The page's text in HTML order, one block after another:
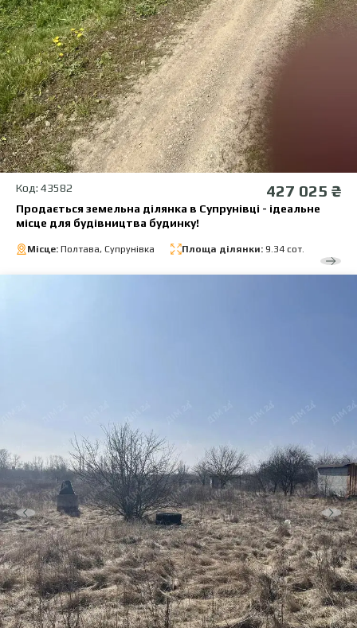
Код: 43582 427 025 ₴
Продається земельна ділянка в Супрунівці - ідеальне
місце для будівництва будинку!
Місце: Полтава, Супрунівка Площа ділянки: 9.34 сот.